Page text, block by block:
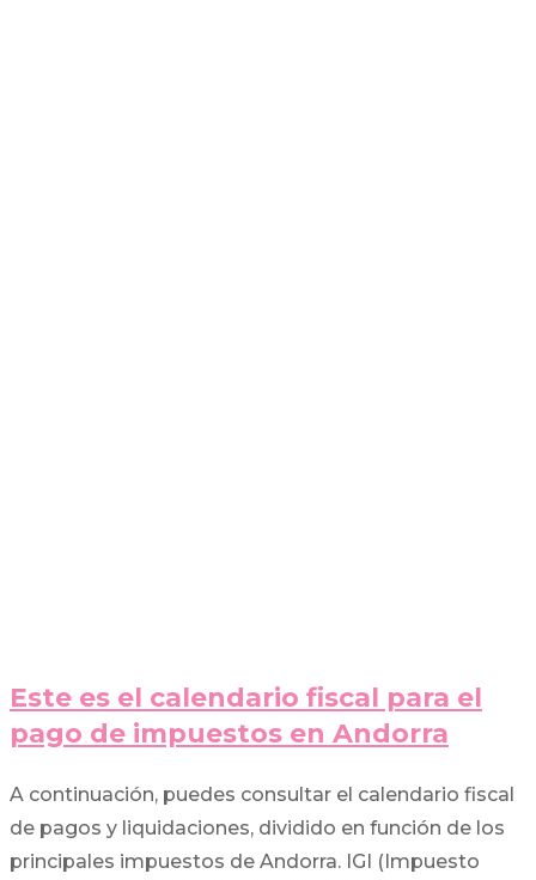
Este es el calendario fiscal para el
pago de impuestos en Andorra
A continuación, puedes consultar el calendario fiscal
de pagos y liquidaciones, dividido en función de los
principales impuestos de Andorra. IGI (Impuesto